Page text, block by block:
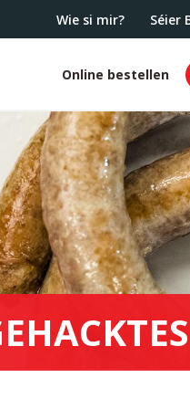
Wie si mir? Séier
White
header
Online bestellen